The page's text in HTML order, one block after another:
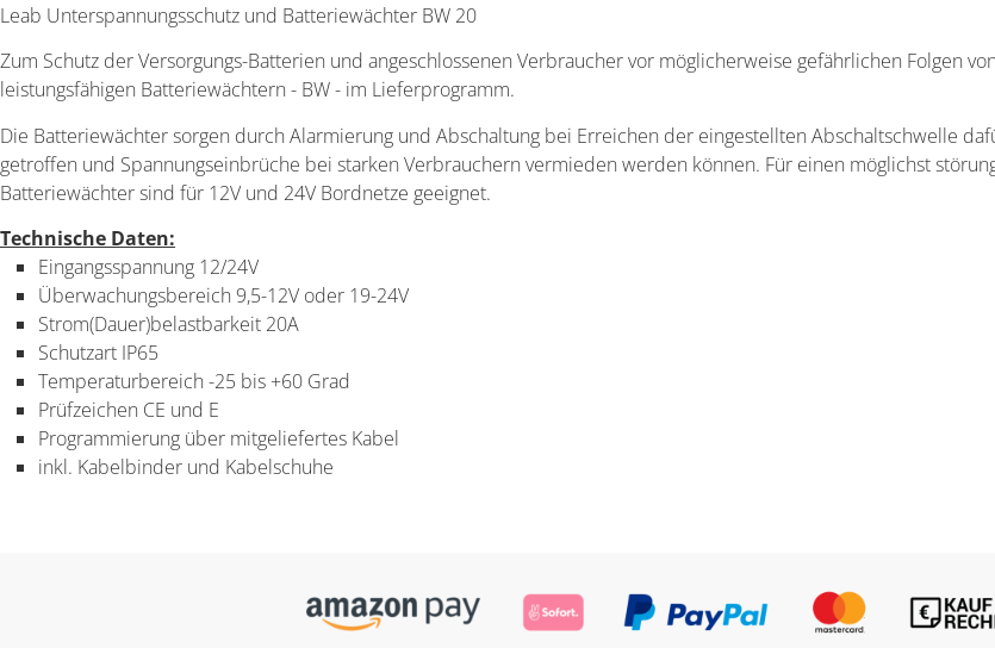
Leab Unterspannungsschutz und Batteriewächter BW 20
Zum Schutz der Versorgungs-Batterien und angeschlossenen Verbraucher vor möglicherweise gefährlichen Folgen
leistungsfähigen Batteriewächtern - BW - im Lieferprogramm.
Die Batteriewächter sorgen durch Alarmierung und Abschaltung bei Erreichen der eingestellten Abschaltschwelle
getroffen und Spannungseinbrüche bei starken Verbrauchern vermieden werden können. Für einen möglichst
Batteriewächter sind für 12V und 24V Bordnetze geeignet.
Technische Daten:
Eingangsspannung 12/24V
Überwachungsbereich 9,5-12V oder 19-24V
Strom(Dauer)belastbarkeit 20A
Schutzart IP65
Temperaturbereich -25 bis +60 Grad
Prüfzeichen CE und E
Programmierung über mitgeliefertes Kabel
inkl. Kabelbinder und Kabelschuhe